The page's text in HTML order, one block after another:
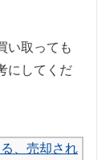
い取っても
にしてくだ
、売却され